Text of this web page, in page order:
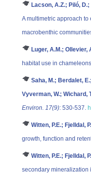
Lacson, A.Z.; Piló,
A multimetric approach
macrobenthic
Luger, A.M.;
habitat use in
Saha, M.; Berdalet,
Vyverman, W.; Wichard,
Environ. 17(9): 530-537.
Witten, P.E.; Fjelldal,
growth, function and
Witten, P.E.; Fjelldal,
secondary mineralization